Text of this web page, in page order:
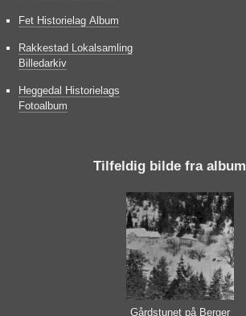
Fet Historielag Album
Rakkestad Lokalsamling
Billedarkiv
Heggedal Historielags
Fotoalbum
Tilfeldig bilde fra album
Gårdstunet på Berger